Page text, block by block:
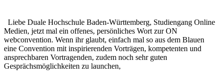
2013
Liebe Duale Hochschule Baden-Württemberg, Studiengang Online
Medien, jetzt mal ein offenes, persönliches Wort zur ON
webconvention. Wenn ihr glaubt, einfach mal so aus dem Blauen
eine Convention mit inspirierenden Vorträgen, kompetenten und
ansprechbaren Vortragenden, zudem noch sehr guten
Gesprächsmöglichkeiten zu launchen,